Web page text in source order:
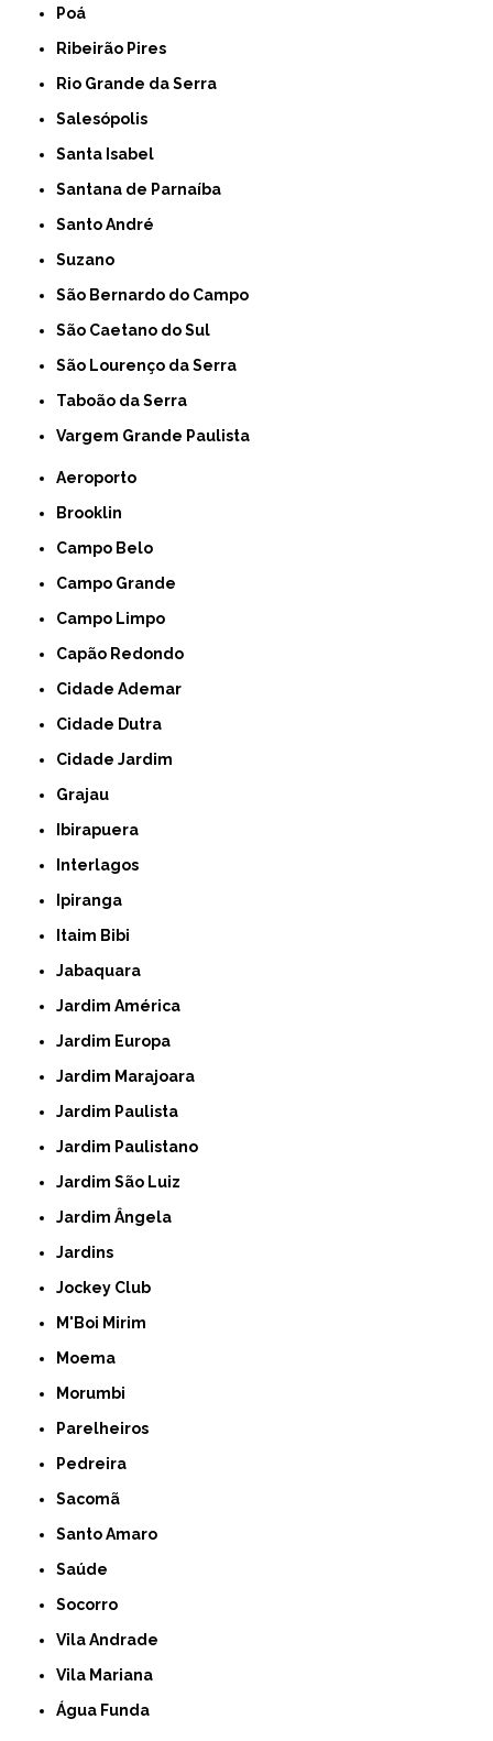
Poá
Ribeirão Pires
Rio Grande da Serra
Salesópolis
Santa Isabel
Santana de Parnaíba
Santo André
Suzano
São Bernardo do Campo
São Caetano do Sul
São Lourenço da Serra
Taboão da Serra
Vargem Grande Paulista
Aeroporto
Brooklin
Campo Belo
Campo Grande
Campo Limpo
Capão Redondo
Cidade Ademar
Cidade Dutra
Cidade Jardim
Grajau
Ibirapuera
Interlagos
Ipiranga
Itaim Bibi
Jabaquara
Jardim América
Jardim Europa
Jardim Marajoara
Jardim Paulista
Jardim Paulistano
Jardim São Luiz
Jardim Ângela
Jardins
Jockey Club
M'Boi Mirim
Moema
Morumbi
Parelheiros
Pedreira
Sacomã
Santo Amaro
Saúde
Socorro
Vila Andrade
Vila Mariana
Água Funda